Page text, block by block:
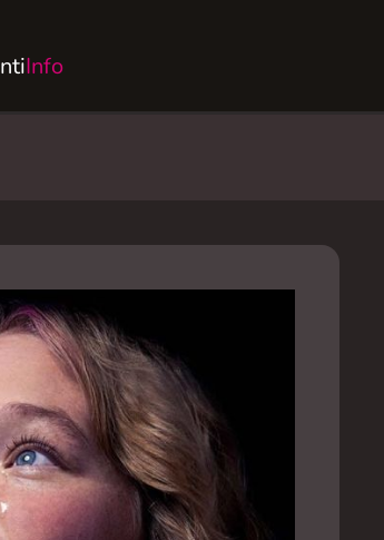
Info